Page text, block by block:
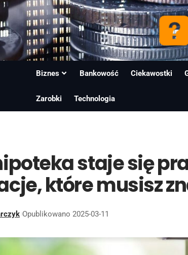
Biznes Bankowość Ciekawostki
Zarobki Technologia
staje się
które musisz
Opublikowano 2025-03-11